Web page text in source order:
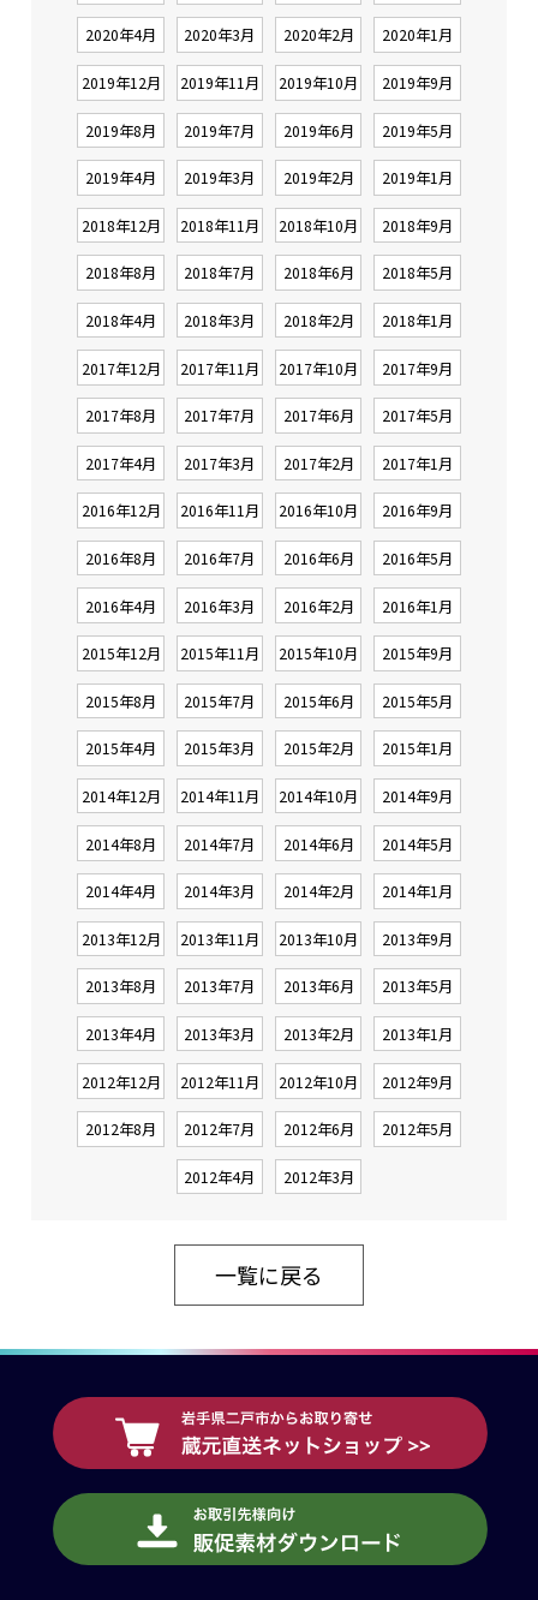
2020年4月 2020年3月 2020年2月 2020年1月
2019年12月 2019年11月 2019年10月 2019年9月
2019年8月 2019年7月 2019年6月 2019年5月
2019年4月 2019年3月 2019年2月 2019年1月
2018年12月 2018年11月 2018年10月 2018年9月
2018年8月 2018年7月 2018年6月 2018年5月
2018年4月 2018年3月 2018年2月 2018年1月
2017年12月 2017年11月 2017年10月 2017年9月
2017年8月 2017年7月 2017年6月 2017年5月
2017年4月 2017年3月 2017年2月 2017年1月
2016年12月 2016年11月 2016年10月 2016年9月
2016年8月 2016年7月 2016年6月 2016年5月
2016年4月 2016年3月 2016年2月 2016年1月
2015年12月 2015年11月 2015年10月 2015年9月
2015年8月 2015年7月 2015年6月 2015年5月
2015年4月 2015年3月 2015年2月 2015年1月
2014年12月 2014年11月 2014年10月 2014年9月
2014年8月 2014年7月 2014年6月 2014年5月
2014年4月 2014年3月 2014年2月 2014年1月
2013年12月 2013年11月 2013年10月 2013年9月
2013年8月 2013年7月 2013年6月 2013年5月
2013年4月 2013年3月 2013年2月 2013年1月
2012年12月 2012年11月 2012年10月 2012年9月
2012年8月 2012年7月 2012年6月 2012年5月
2012年4月 2012年3月
一覧に戻る